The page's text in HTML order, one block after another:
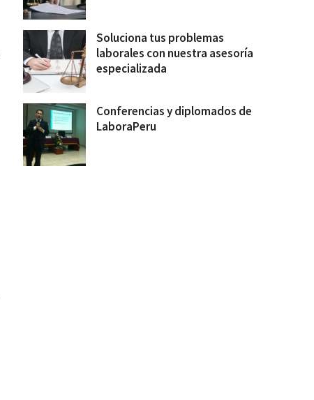
Soluciona tus problemas
laborales con nuestra asesoría
especializada
Conferencias y diplomados de
LaboraPeru